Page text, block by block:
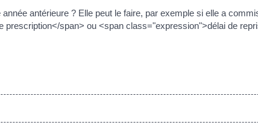
antérieure ? Elle peut le faire, par exemple si elle a
span> ou <span class="expression">délai de